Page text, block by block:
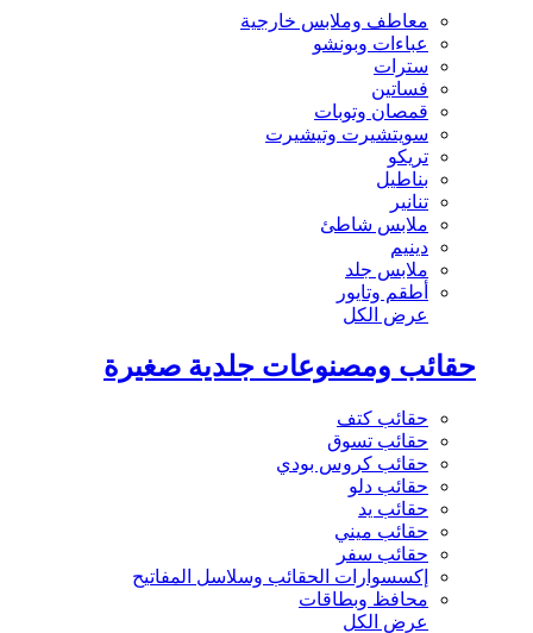
معاطف وملابس خارجية
عباءات وبونشو
سترات
فساتين
قمصان وتوبات
سويتشيرت وتيشيرت
تريكو
بناطيل
تنانير
ملابس شاطئ
دينيم
ملابس جلد
أطقم وتايور
عرض الكل
حقائب ومصنوعات جلدية صغيرة
حقائب كتف
حقائب تسوق
حقائب كروس بودي
حقائب دلو
حقائب يد
حقائب ميني
حقائب سفر
إكسسوارات الحقائب وسلاسل المفاتيح
محافظ وبطاقات
عرض الكل